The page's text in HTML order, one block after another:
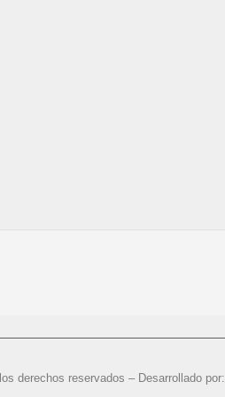
derechos reservados – Desarrollado por: